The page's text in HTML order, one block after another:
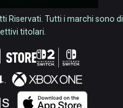
Riservati. Tutti i marchi sono di
titolari.